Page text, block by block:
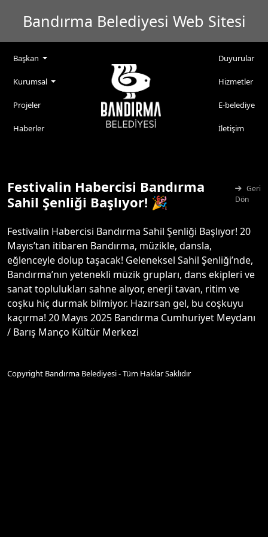
Bandırma Belediyesi Web Sitesi
Başkan
Kurumsal
Projeler
Haberler
Duyurular
Hizmetler
E-belediye
İletişim
Festivalin Habercisi Bandırma
Sahil Şenliği Başlıyor! 🎉
Geri
Dön
Festivalin Habercisi Bandırma Sahil Şenliği Başlıyor! 20
Mayıs’tan itibaren Bandırma, müzikle, dansla,
eğlenceyle dolup taşacak! Geleneksel Sahil Şenliği’nde,
Bandırma’nın yetenekli müzik grupları, dans ekipleri ve
sanat toplulukları sahne alıyor, enerji tavan, ritim ve
coşku hiç durmak bilmiyor. Hazırsan gel, bu coşkuyu
kaçırma! 20 Mayıs 2025 Bandırma Cumhuriyet Meydanı
/ Barış Manço Kültür Merkezi
Copyright Bandırma Belediyesi - Tüm Haklar Saklıdır